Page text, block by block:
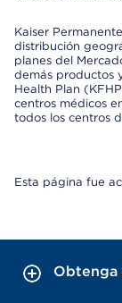
Kaiser
distribución
planes del
demás productos
Health Plan
centros médicos
todos los centros
Esta página fue
Obtenga